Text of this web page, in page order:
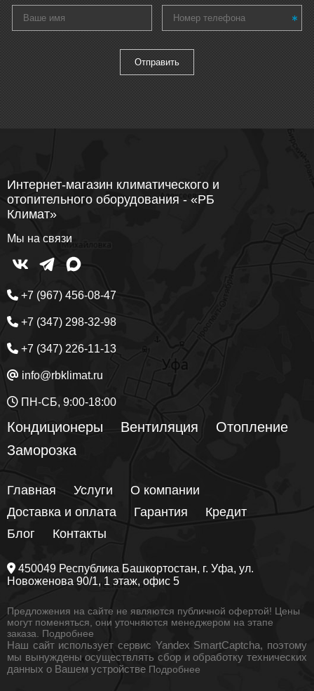
Интернет-магазин климатического и
отопительного оборудования - «РБ
Климат»
Мы на связи
+7 (967) 456-08-47
+7 (347) 298-32-98
+7 (347) 226-11-13
info@rbklimat.ru
ПН-СБ, 9:00-18:00
Кондиционеры Вентиляция
Отопление
Заморозка
Главная Услуги
О компании
Доставка и оплата
Гарантия
Кредит
Блог
Контакты
450049 Республика Башкортостан, г. Уфа, ул.
Новоженова 90/1, 1 этаж, офис 5
Предложения на сайте не являются публичной офертой! Цены
могут поменяться, они уточняются менеджером на этапе
заказа. Подробнее
Наш сайт использует сервис Yandex SmartCaptcha, поэтому
мы вынуждены осуществлять сбор и обработку технических
данных о Вашем устройстве Подробнее